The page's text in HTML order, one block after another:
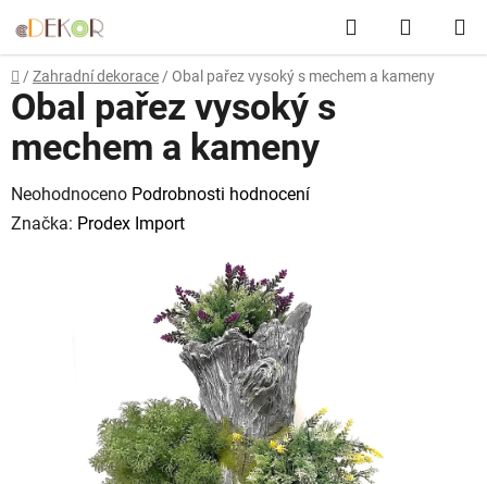
na
obsah
Hledat
KOŠÍK
Domů
/ Zahradní dekorace / Obal pařez vysoký s mechem a kameny
Obal pařez vysoký s
mechem a kameny
Průměrné
hodnocení
Neohodnoceno Podrobnosti hodnocení
Značka: Prodex Import